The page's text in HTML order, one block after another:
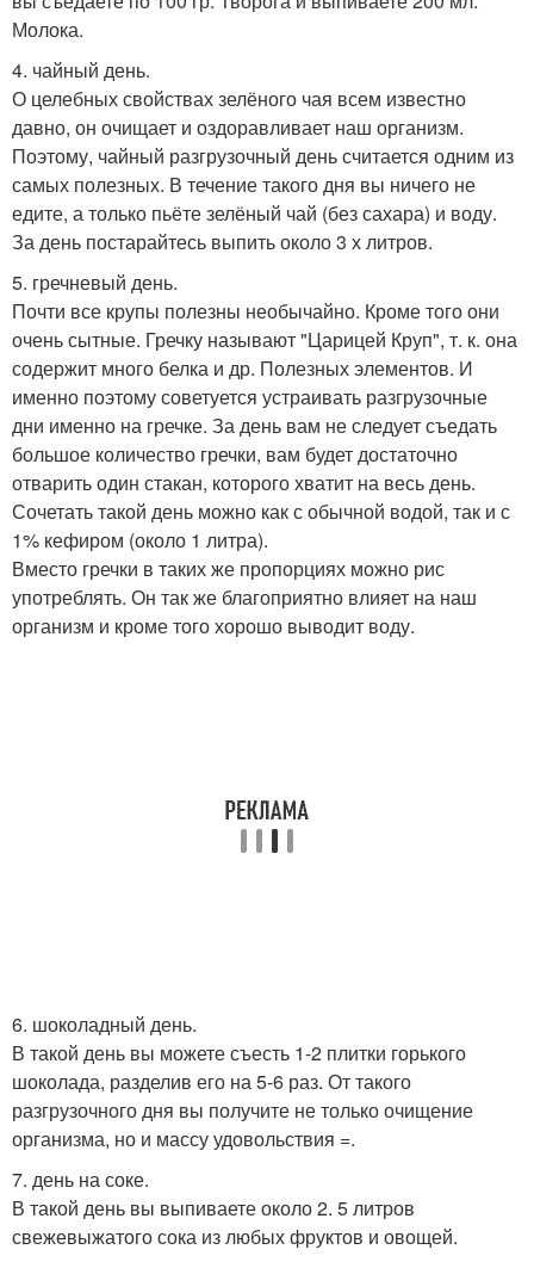
Молока.
4. чайный день.
О целебных свойствах зелёного чая всем известно
давно, он очищает и оздоравливает наш организм.
Поэтому, чайный разгрузочный день считается одним из
самых полезных. В течение такого дня вы ничего не
едите, а только пьёте зелёный чай (без сахара) и воду.
За день постарайтесь выпить около 3 х литров.
5. гречневый день.
Почти все крупы полезны необычайно. Кроме того они
очень сытные. Гречку называют "Царицей Круп", т. к. она
содержит много белка и др. Полезных элементов. И
именно поэтому советуется устраивать разгрузочные
дни именно на гречке. За день вам не следует съедать
большое количество гречки, вам будет достаточно
отварить один стакан, которого хватит на весь день.
Сочетать такой день можно как с обычной водой, так и с
1% кефиром (около 1 литра).
Вместо гречки в таких же пропорциях можно рис
употреблять. Он так же благоприятно влияет на наш
организм и кроме того хорошо выводит воду.
6. шоколадный день.
В такой день вы можете съесть 1-2 плитки горького
шоколада, разделив его на 5-6 раз. От такого
разгрузочного дня вы получите не только очищение
организма, но и массу удовольствия =.
7. день на соке.
В такой день вы выпиваете около 2. 5 литров
свежевыжатого сока из любых фруктов и овощей.